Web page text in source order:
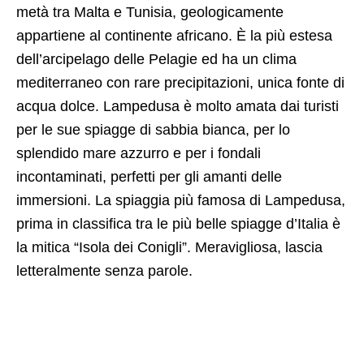
metà tra Malta e Tunisia, geologicamente
appartiene al continente africano. È la più estesa
dell’arcipelago delle Pelagie ed ha un clima
mediterraneo con rare precipitazioni, unica fonte di
acqua dolce. Lampedusa è molto amata dai turisti
per le sue spiagge di sabbia bianca, per lo
splendido mare azzurro e per i fondali
incontaminati, perfetti per gli amanti delle
immersioni. La spiaggia più famosa di Lampedusa,
prima in classifica tra le più belle spiagge d’Italia è
la mitica “Isola dei Conigli”. Meravigliosa, lascia
letteralmente senza parole.